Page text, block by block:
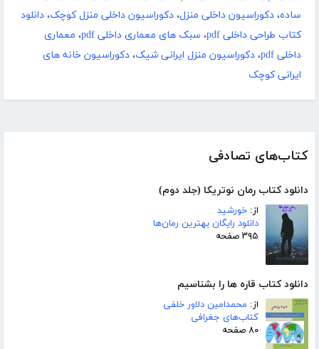
کتاب‌های تصادفی
دانلود کتاب رمان نوتریکا (جلد دوم)
از: خورشید
دانلود رایگان بهترین رمان‌ها
۳۹۵ صفحه
دانلود کتاب قاره ها را بشناسیم
از: محمدامین دلاور خلفی
کتاب‌های جغرافی
۸۰ صفحه
ساده، دکوراسیون داخلی منزل، دکوراسیون داخلی منزل کوچک، دانلود
کتاب طراحی داخلی pdf
، سبک های معماری داخلی pdf ، معماری
داخلی pdf
، دکوراسیون منزل ایرانی شیک، دکوراسیون خانه های
ایرانی کوچک